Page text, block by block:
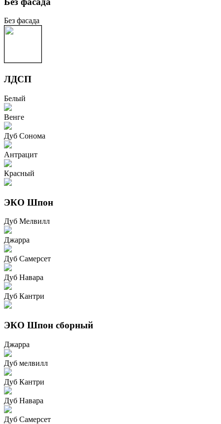
Без фасада
ЛДСП
Белый
Венге
Дуб Сонома
Антрацит
Красный
ЭКО Шпон
Дуб Мелвилл
Джарра
Дуб Самерсет
Дуб Навара
Дуб Кантри
ЭКО Шпон сборный
Джарра
Дуб мелвилл
Дуб Кантри
Дуб Навара
Дуб Самерсет